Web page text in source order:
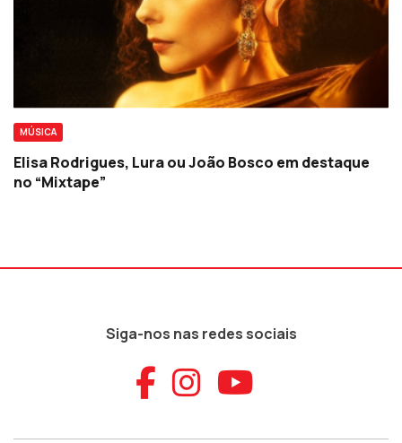
MÚSICA
Elisa Rodrigues, Lura ou João Bosco em destaque
no “Mixtape”
Siga-nos nas redes sociais
Aceder ao
Aceder ao
Aceder